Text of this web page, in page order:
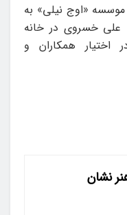
موسسه «اوج نیلی» به
علی خسروی در خانه
اختیار همکاران و
نشان